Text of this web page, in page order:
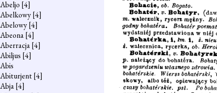
Abeljo [4]
Abelkowy[4]
Abelowy[4]
Abeona[4]
Aberracja[4]
Abiljus [4]
Abis
Abiturjent[4]
Abja[4]